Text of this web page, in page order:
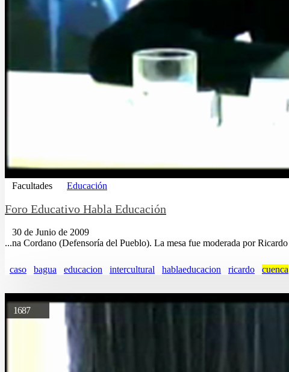
Facultades Educación
Foro Educativo Habla Educación
30 de Junio de 2009
...na Cordano (Defensorí­a del Pueblo). La mesa fue moderada por Ricardo
caso bagua educacion intercultural hablaeducacion ricardo cuenca
1687